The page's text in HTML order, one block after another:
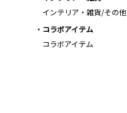
インテリア・雑貨/その他
コラボアイテム
コラボアイテム